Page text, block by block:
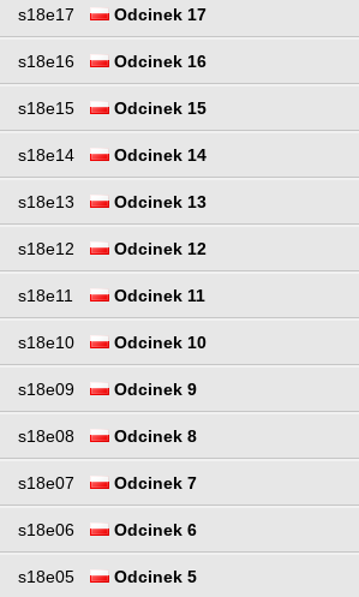
s18e17 Odcinek 17
s18e16 Odcinek 16
s18e15 Odcinek 15
s18e14 Odcinek 14
s18e13 Odcinek 13
s18e12 Odcinek 12
s18e11 Odcinek 11
s18e10 Odcinek 10
s18e09 Odcinek 9
s18e08 Odcinek 8
s18e07 Odcinek 7
s18e06 Odcinek 6
s18e05 Odcinek 5